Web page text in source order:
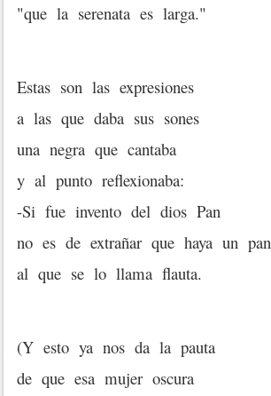
"que la serenata es larga."
Estas son las expresiones
a las que daba sus sones
una negra que cantaba
y al punto reflexionaba:
-Si fue invento del dios Pan
no es de extrañar que haya un pan
al que se lo llama flauta.
(Y esto ya nos da la pauta
de que esa mujer oscura